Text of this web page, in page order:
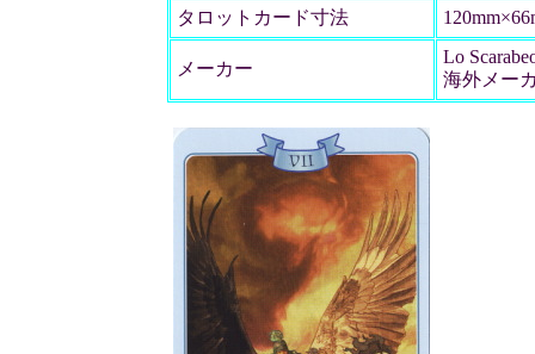
タロットカード寸法
メーカー
Lo
海外メー